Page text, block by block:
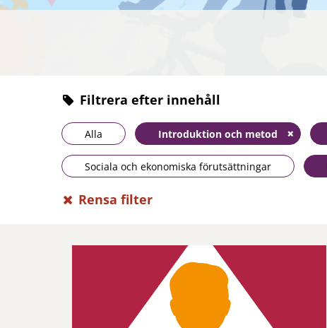
Filtrera efter innehåll
Alla Introduktion och metod
Sociala och ekonomiska förutsättningar
Rensa filter